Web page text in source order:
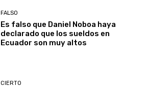
FALSO
Es falso que Daniel Noboa haya
declarado que los sueldos en
Ecuador son muy altos
CIERTO